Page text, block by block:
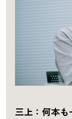
三上：何本